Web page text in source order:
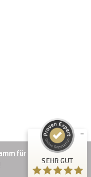
SEHR GUT
und Erfahrungen zu
Empfehlungen auf
ProvenExpert.com
26
auf ProvenExpert.com